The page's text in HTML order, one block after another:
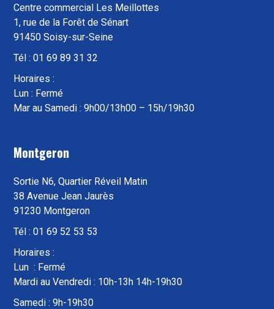
Centre commercial Les Meillottes
1, rue de la Forêt de Sénart
91450 Soisy-sur-Seine
Tél : 01 69 89 31 32
Horaires :
Lun : Fermé
Mar au Samedi : 9h00/13h00 – 15h/19h30
Montgeron
Sortie N6, Quartier Réveil Matin
38 Avenue Jean Jaurès
91230 Montgeron
Tél : 01 69 52 53 53
Horaires :
Lun : Fermé
Mardi au Vendredi : 10h-13h 14h-19h30
Samedi : 9h-19h30